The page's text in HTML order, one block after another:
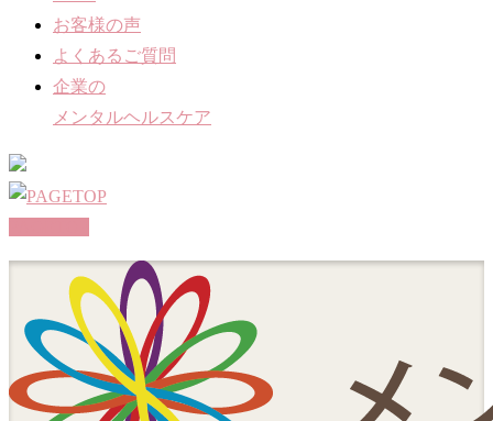
お客様の声
よくあるご質問
企業の
メンタルヘルスケア